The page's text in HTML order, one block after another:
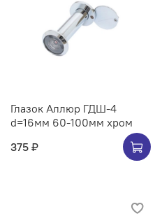
Глазок Аллюр ГДШ-4
d=16мм 60-100мм хром
375 ₽